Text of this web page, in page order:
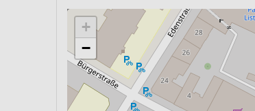
+
−